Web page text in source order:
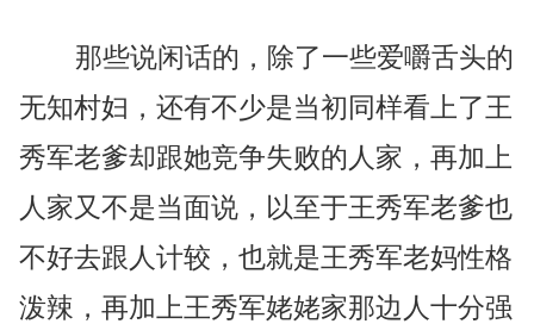
那些说闲话的，除了一些爱嚼舌头的
无知村妇，还有不少是当初同样看上了王
秀军老爹却跟她竞争失败的人家，再加上
人家又不是当面说，以至于王秀军老爹也
不好去跟人计较，也就是王秀军老妈性格
泼辣，再加上王秀军姥姥家那边人十分强